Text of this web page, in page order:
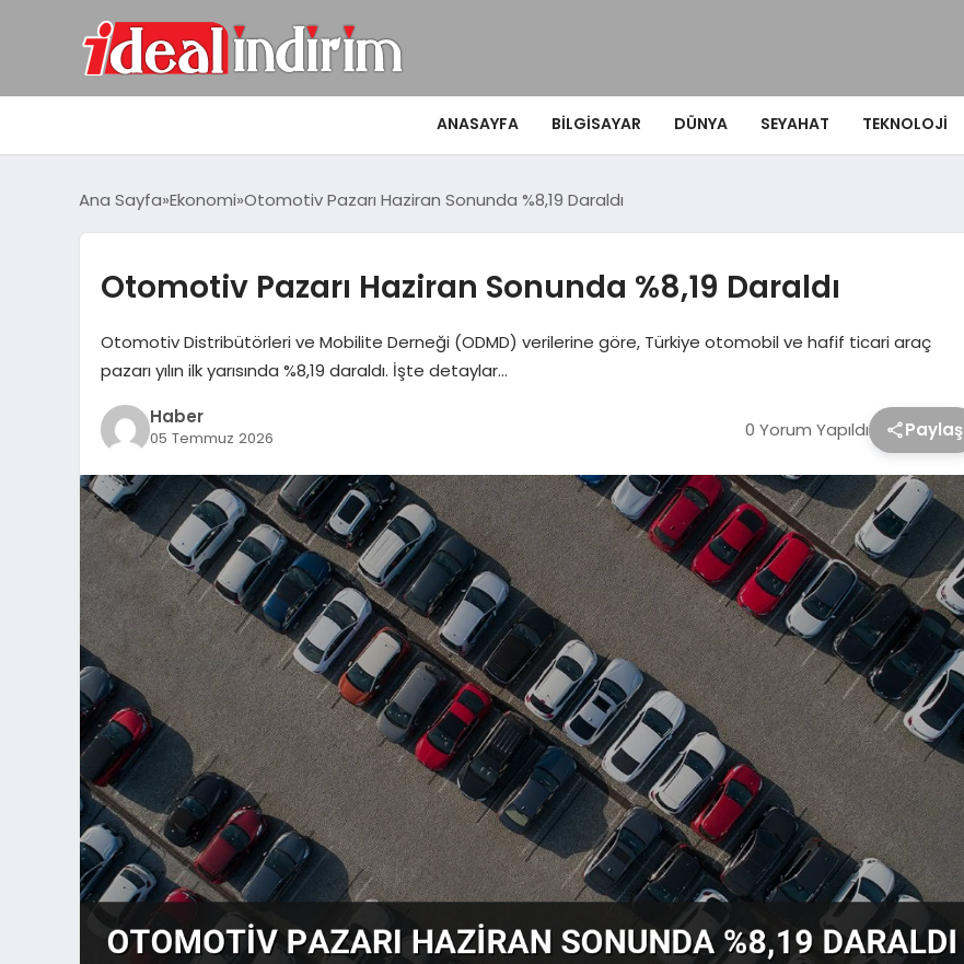
ANASAYFA BILGISAYAR DÜNYA SEYAHAT TEKNOLOJI
Ana Sayfa Ekonomi Otomotiv Pazarı Haziran Sonunda %8,19 Daraldı
Otomotiv Pazarı Haziran Sonunda %8,19 Daraldı
Otomotiv Distribütörleri ve Mobilite Derneği (ODMD) verilerine göre, Türkiye otomobil ve hafif ticari araç
pazarı yılın ilk yarısında %8,19 daraldı. İşte detaylar…
Haber
05 Temmuz 2026 0 Yorum Yapıldı Paylaş